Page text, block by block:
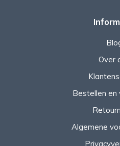
Over
Bestellen en
Algemene